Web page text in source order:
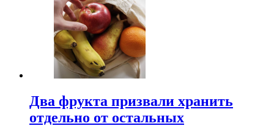
Два фрукта призвали хранить
отдельно от остальных